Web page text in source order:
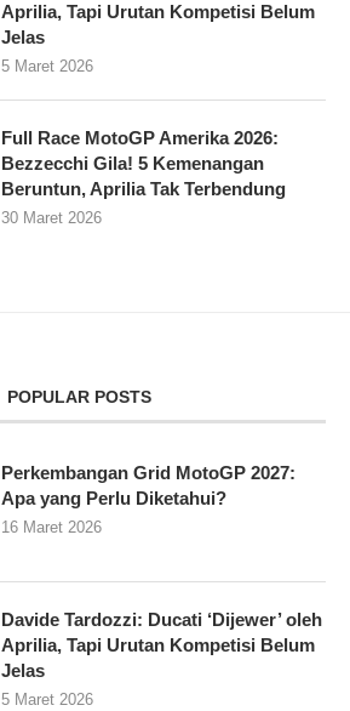
Aprilia, Tapi Urutan Kompetisi Belum
Jelas
5 Maret 2026
Full Race MotoGP Amerika 2026:
Bezzecchi Gila! 5 Kemenangan
Beruntun, Aprilia Tak Terbendung
30 Maret 2026
POPULAR POSTS
Perkembangan Grid MotoGP 2027:
Apa yang Perlu Diketahui?
16 Maret 2026
Davide Tardozzi: Ducati ‘Dijewer’ oleh
Aprilia, Tapi Urutan Kompetisi Belum
Jelas
5 Maret 2026